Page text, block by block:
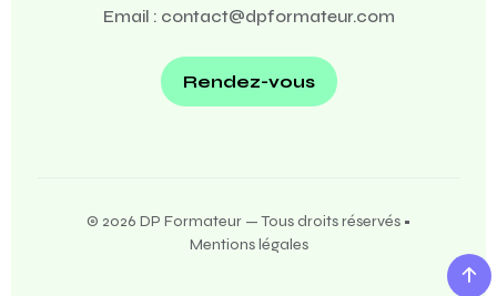
Email : contact@dpformateur.com
Rendez-vous
© 2026 DP Formateur — Tous droits réservés •
Mentions légales